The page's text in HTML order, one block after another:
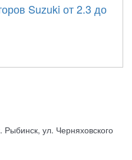
Suzuki от 2.3 до
Рыбинск, ул. Черняховского